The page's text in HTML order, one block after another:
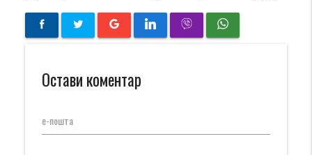
Остави коментар
е-пошта